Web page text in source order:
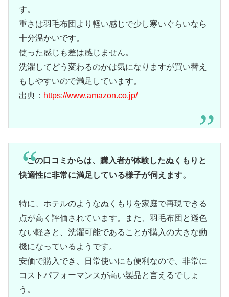
す。
重さは羽毛布団より軽い感じで少し寒いぐらいなら
十分温かいです。
使った感じも差は感じません。
洗濯してどう変わるのかは気になりますが買い替え
もしやすいので満足しています。
出典： https://www.amazon.co.jp/
この口コミからは、購入者が体験したぬくもりと
快適性に非常に満足している様子が伺えます。
特に、ホテルのようなぬくもりを家庭で再現できる
点が高く評価されています。また、羽毛布団と遜色
ない軽さと、洗濯可能であることが購入の大きな動
機になっているようです。
安価で購入でき、日常使いにも便利なので、非常に
コストパフォーマンスが高い製品と言えるでしょ
う。